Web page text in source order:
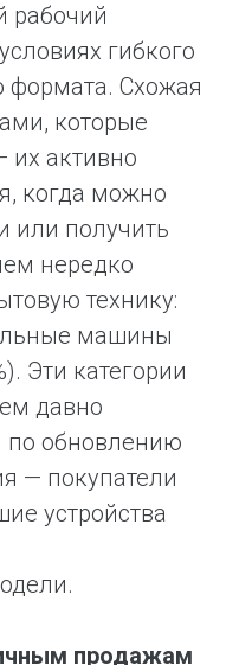
рабочий
гибкого
формата. Схожая
которые
их активно
когда можно
или получить
нередко
технику:
машины
Эти категории
давно
по обновлению
— покупатели
устройства
продажам